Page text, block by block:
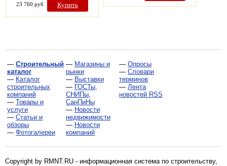
23 760 руб Купить
— Строительный
каталог
— Каталог
строительных
компаний
— Товары и
услуги
— Статьи и
обзоры
— Фотогалереи
— Магазины и
рынки
— Выставки
— ГОСТы,
СНИПы,
СанПиНы
— Новости
недвижимости
— Новости
компаний
— Опросы
— Словари
терминов
— Лента
новостей RSS
Copyright by RMNT.RU - информационная система по строительству,